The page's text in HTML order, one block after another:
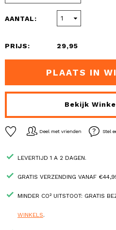
AANTAL:
PRIJS: 29,95
PLAATS IN
Bekijk
Deel met vrienden Stel
LEVERTIJD 1 A 2 DAGEN.
GRATIS VERZENDING VANAF
MINDER CO² UITSTOOT: GRATIS
WINKELS.